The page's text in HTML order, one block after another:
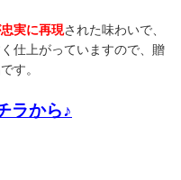
実に再現された味わいで、
仕上がっていますので、贈
す。
ラから♪